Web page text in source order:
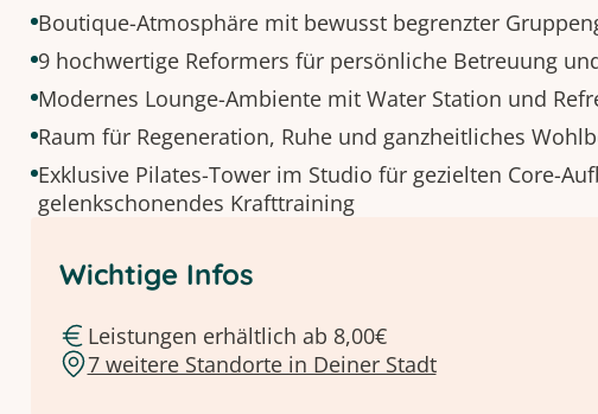
Boutique-Atmosphäre mit bewusst begrenzter
9 hochwertige Reformers für persönliche Betreuung
Modernes Lounge-Ambiente mit Water Station und
Raum für Regeneration, Ruhe und ganzheitliches
Exklusive Pilates-Tower im Studio für gezielten Core-
gelenkschonendes Krafttraining
Wichtige Infos
Leistungen erhältlich ab 8,00€
7 weitere Standorte in Deiner Stadt